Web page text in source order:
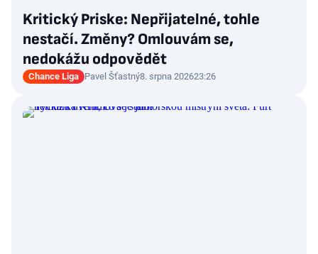
Kritický Priske: Nepřijatelné, tohle
nestačí. Změny? Omlouvám se,
nedokážu odpovědět
Chance Liga Pavel Šťastný8. srpna 202623:26